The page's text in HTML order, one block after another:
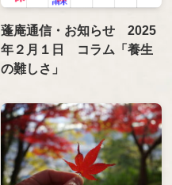
蓬庵通信・お知らせ 2025
年２月１日 コラム「養生
の難しさ」